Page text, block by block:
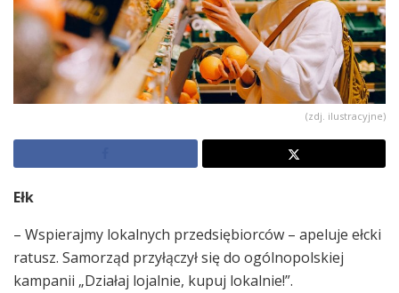
(zdj. ilustracyjne)
Ełk
– Wspierajmy lokalnych przedsiębiorców – apeluje ełcki
ratusz. Samorząd przyłączył się do ogólnopolskiej
kampanii „Działaj lojalnie, kupuj lokalnie!”.